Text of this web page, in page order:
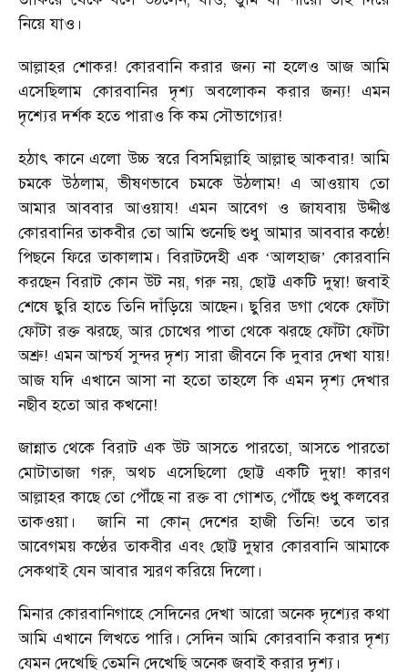
নিয়ে যাও।
আল্লাহর শোকর! কোরবানি করার জন্য না হলেও আজ আমি
এসেছিলাম কোরবানির দৃশ্য অবলোকন করার জন্য! এমন
দৃশ্যের দর্শক হতে পারাও কি কম সৌভাগ্যের!
হঠাৎ কানে এলো উচ্চ স্বরে বিসমিল্লাহি আল্লাহু আকবার! আমি
চমকে উঠলাম, ভীষণভাবে চমকে উঠলাম! এ আওয়ায তো
আমার আববার আওয়ায! এমন আবেগ ও জাযবায় উদ্দীপ্ত
কোরবানির তাকবীর তো আমি শুনেছি শুধু আমার আববার কণ্ঠে!
পিছনে ফিরে তাকালাম। বিরাটদেহী এক ‘আলহাজ’ কোরবানি
করছেন বিরাট কোন উট নয়, গরু নয়, ছোট্ট একটি দুম্বা! জবাই
শেষে ছুরি হাতে তিনি দাঁড়িয়ে আছেন। ছুরির ডগা থেকে ফোঁটা
ফোঁটা রক্ত ঝরছে, আর চোখের পাতা থেকে ঝরছে ফোঁটা ফোঁটা
অশ্রু! এমন আশ্চর্য সুন্দর দৃশ্য সারা জীবনে কি দুবার দেখা যায়!
আজ যদি এখানে আসা না হতো তাহলে কি এমন দৃশ্য দেখার
নছীব হতো আর কখনো!
জান্নাত থেকে বিরাট এক উট আসতে পারতো, আসতে পারতো
মোটাতাজা গরু, অথচ এসেছিলো ছোট্ট একটি দুম্বা! কারণ
আল্লাহর কাছে তো পৌঁছে না রক্ত বা গোশত, পৌঁছে শুধু কলবের
তাকওয়া।
জানি না কোন্ দেশের হাজী তিনি! তবে তার
আবেগময় কণ্ঠের তাকবীর এবং ছোট্ট দুম্বার কোরবানি আমাকে
সেকথাই যেন আবার স্মরণ করিয়ে দিলো।
মিনার কোরবানিগাহে সেদিনের দেখা আরো অনেক দৃশ্যের কথা
আমি এখানে লিখতে পারি। সেদিন আমি কোরবানি করার দৃশ্য
যেমন দেখেছি তেমনি দেখেছি অনেক জবাই করার দৃশ্য।